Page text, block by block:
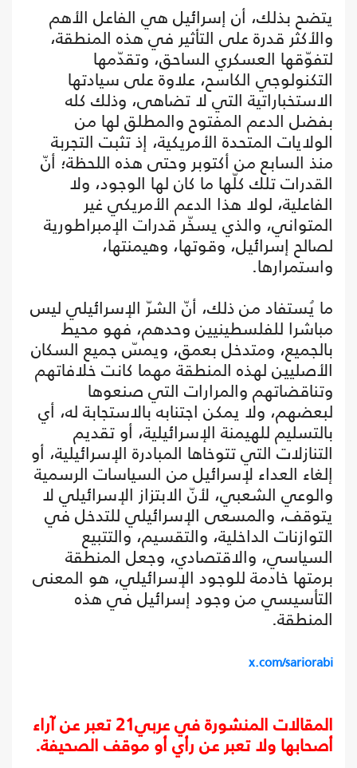
يتضح بذلك، أن إسرائيل هي الفاعل الأهم
والأكثر قدرة على التأثير في هذه المنطقة،
لتفوّقها العسكري الساحق، وتقدّمها
التكنولوجي الكاسح، علاوة على سيادتها
الاستخباراتية التي لا تضاهى، وذلك كله
بفضل الدعم المفتوح والمطلق لها من
الولايات المتحدة الأمريكية، إذ تثبت التجربة
منذ السابع من أكتوبر وحتى هذه اللحظة؛ أنّ
القدرات تلك كلّها ما كان لها الوجود، ولا
الفاعلية، لولا هذا الدعم الأمريكي غير
المتواني، والذي يسخّر قدرات الإمبراطورية
لصالح إسرائيل، وقوتها، وهيمنتها،
واستمرارها.
ما يُستفاد من ذلك، أنّ الشرّ الإسرائيلي ليس
مباشرا للفلسطينيين وحدهم، فهو محيط
بالجميع، ومتدخل بعمق، ويمسّ جميع السكان
الأصليين لهذه المنطقة مهما كانت خلافاتهم
وتناقضاتهم والمرارات التي صنعوها
لبعضهم، ولا يمكن اجتنابه بالاستجابة له، أي
بالتسليم للهيمنة الإسرائيلية، أو تقديم
التنازلات التي تتوخاها المبادرة الإسرائيلية، أو
إلغاء العداء لإسرائيل من السياسات الرسمية
والوعي الشعبي، لأنّ الابتزاز الإسرائيلي لا
يتوقف، والمسعى الإسرائيلي للتدخل في
التوازنات الداخلية، والتقسيم، والتتبيع
السياسي، والاقتصادي، وجعل المنطقة
برمتها خادمة للوجود الإسرائيلي، هو المعنى
التأسيسي من وجود إسرائيل في هذه
المنطقة.
x.com/sariorabi
المقالات المنشورة في عربي21 تعبر عن آراء
أصحابها ولا تعبر عن رأي أو موقف الصحيفة.